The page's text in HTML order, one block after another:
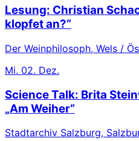
Lesung: Christian
klopfet an?“
Der Weinphilosoph, Wels /
Mi. 02. Dez.
Science Talk: Brita
„Am Weiher“
Stadtarchiv Salzburg,